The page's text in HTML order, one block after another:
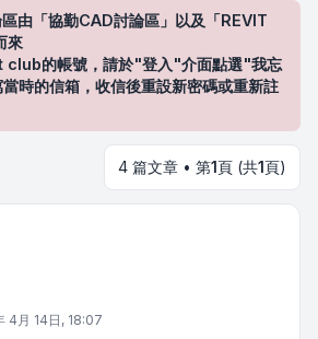
由「協勤CAD討論區」以及「REVIT
來
club的帳號，請於"登入"介面點選"我忘
時的信箱，收信後重設新密碼或重新註
4 篇文章 • 第1頁 (共1頁)
4月 14日, 18:07